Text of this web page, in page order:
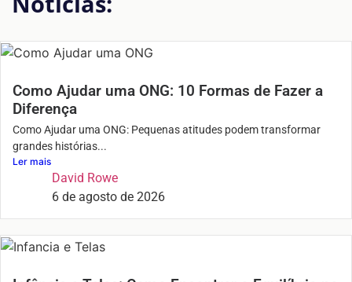
Como Ajudar uma ONG: 10 Formas de Fazer a
Diferença
Como Ajudar uma ONG: Pequenas atitudes podem transformar
grandes histórias...
Ler mais
David Rowe
6 de agosto de 2026